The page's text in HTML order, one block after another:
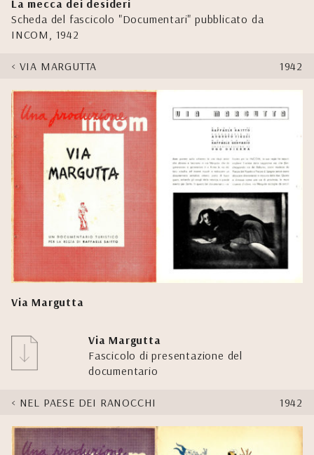
La mecca dei desideri
Scheda del fascicolo "Documentari" pubblicato da
INCOM, 1942
VIA MARGUTTA 1942
Via Margutta
Via Margutta
Fascicolo di presentazione del
documentario
NEL PAESE DEI RANOCCHI 1942